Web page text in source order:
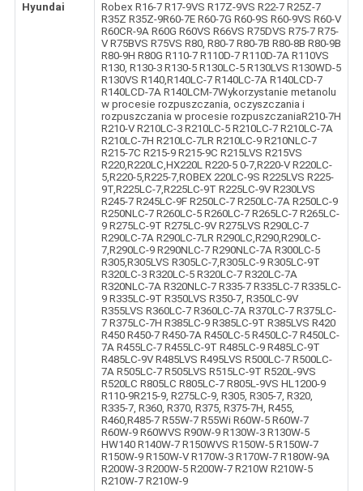
Hyundai
Robex R16-7 R17-9VS R17Z-9VS R22-7 R25Z-7
R35Z R35Z-9R60-7E R60-7G R60-9S R60-9VS R60-V
R60CR-9A R60G R60VS R66VS R75DVS R75-7 R75-
V R75BVS R75VS R80, R80-7 R80-7B R80-8B R80-9B
R80-9H R80G R110-7 R110D-7 R110D-7A R110VS
R130, R130-3 R130-5 R130LC-5 R130LVS R130WD-5
R130VS R140,R140LC-7 R140LC-7A R140LCD-7
R140LCD-7A R140LCM-7Wykorzystanie metanolu
w procesie rozpuszczania, oczyszczania i
rozpuszczania w procesie rozpuszczaniaR210-7H
R210-V R210LC-3 R210LC-5 R210LC-7 R210LC-7A
R210LC-7H R210LC-7LR R210LC-9 R210NLC-7
R215-7C R215-9 R215-9C R215LVS R215VS
R220,R220LC,HX220L R220-5 0-7,R220-V R220LC-
5,R220-5,R225-7,ROBEX 220LC-9S R225LVS R225-
9T,R225LC-7,R225LC-9T R225LC-9V R230LVS
R245-7 R245LC-9F R250LC-7 R250LC-7A R250LC-9
R250NLC-7 R260LC-5 R260LC-7 R265LC-7 R265LC-
9 R275LC-9T R275LC-9V R275LVS R290LC-7
R290LC-7A R290LC-7LR R290LC,R290,R290LC-
7,R290LC-9 R290NLC-7 R290NLC-7A R300LC-5
R305,R305LVS R305LC-7,R305LC-9 R305LC-9T
R320LC-3 R320LC-5 R320LC-7 R320LC-7A
R320NLC-7A R320NLC-7 R335-7 R335LC-7 R335LC-
9 R335LC-9T R350LVS R350-7, R350LC-9V
R355LVS R360LC-7 R360LC-7A R370LC-7 R375LC-
7 R375LC-7H R385LC-9 R385LC-9T R385LVS R420
R450 R450-7 R450-7A R450LC-5 R450LC-7 R450LC-
7A R455LC-7 R455LC-9T R485LC-9 R485LC-9T
R485LC-9V R485LVS R495LVS R500LC-7 R500LC-
7A R505LC-7 R505LVS R515LC-9T R520L-9VS
R520LC R805LC R805LC-7 R805L-9VS HL1200-9
R110-9R215-9, R275LC-9, R305, R305-7, R320,
R335-7, R360, R370, R375, R375-7H, R455,
R460,R485-7 R55W-7 R55Wi R60W-5 R60W-7
R60W-9 R60WVS R90W-9 R130W-3 R130W-5
HW140 R140W-7 R150WVS R150W-5 R150W-7
R150W-9 R150W-V R170W-3 R170W-7 R180W-9A
R200W-3 R200W-5 R200W-7 R210W R210W-5
R210W-7 R210W-9